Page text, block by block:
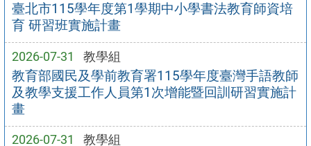
臺北市115學年度第1學期中小學書法教育師資培
育 研習班實施計畫
2026-07-31 教學組
教育部國民及學前教育署115學年度臺灣手語教師
及教學支援工作人員第1次增能暨回訓研習實施計
畫
2026-07-31 教學組